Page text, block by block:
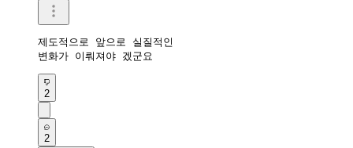
제도적으로 앞으로 실질적인
변화가 이뤄져야 겠군요
2
2